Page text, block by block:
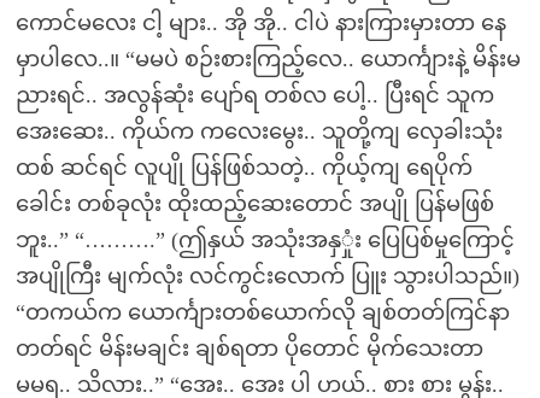
ကောင်မလေး ငါ့ များ.. အို အို.. ငါပဲ နားကြားမှားတာ နေ
မှာပါလေ..။ “မမပဲ စဉ်းစားကြည့်လေ.. ယောင်္ကျားနဲ့ မိန်းမ
ညားရင်.. အလွန်ဆုံး ပျော်ရ တစ်လ ပေါ့.. ပြီးရင် သူက
အေးဆေး.. ကိုယ်က ကလေးမွေး.. သူတို့ကျ လှေခါးသုံး
ထစ် ဆင်ရင် လူပျို ပြန်ဖြစ်သတဲ့.. ကိုယ့်ကျ ရေပိုက်
ခေါင်း တစ်ခုလုံး ထိုးထည့်ဆေးတောင် အပျို ပြန်မဖြစ်
ဘူး..” “……….” (ဤနှယ် အသုံးအနှှုံး ပြေပြစ်မှုကြောင့်
အပျိုကြီး မျက်လုံး လင်ကွင်းလောက် ပြူး သွားပါသည်။)
“တကယ်က ယောင်္ကျားတစ်ယောက်လို ချစ်တတ်ကြင်နာ
တတ်ရင် မိန်းမချင်း ချစ်ရတာ ပိုတောင် မိုက်သေးတာ
မမရ.. သိလား..” “အေး.. အေး ပါ ဟယ်.. စား စား မွန်း..